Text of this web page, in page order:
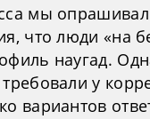
мы
что люди «на
наугад.
у
вариантов